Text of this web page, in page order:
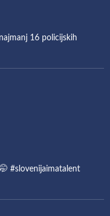
16 policijskih
#slovenijaimatalent